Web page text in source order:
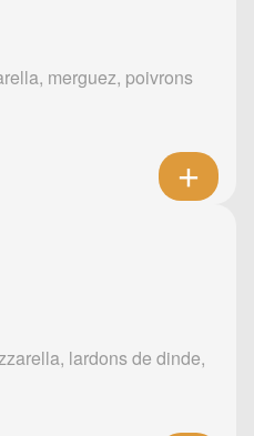
merguez, poivrons
lardons de dinde,